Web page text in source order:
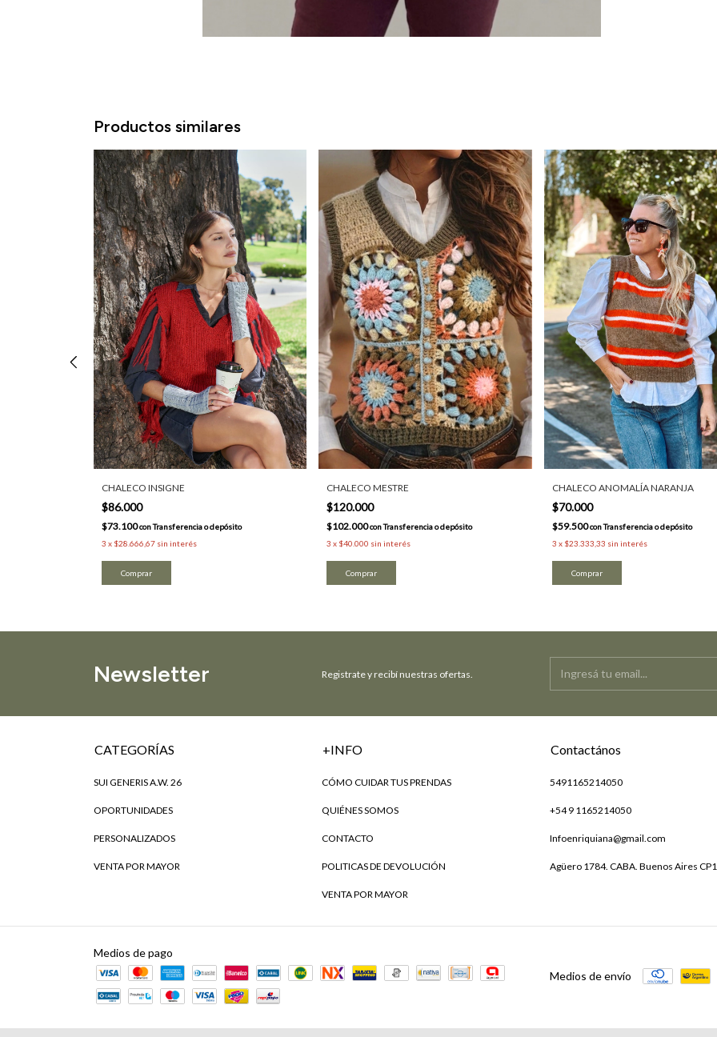
Productos similares
CHALECO INSIGNE
$86.000
$73.100conTransferencia o depósito
3 x $28.666,67 sin interés
Comprar
CHALECO MESTRE
$120.000
$102.000conTransferencia o depósito
3 x $40.000 sin interés
Comprar
CHALECO ANOMALÍA NARANJA
$70.000
$59.500conTransferencia o depósito
3 x $23.333,33 sin interés
Newsletter Registrate y recibí nuestras ofertas.
CATEGORÍAS
SUI GENERIS A.W. 26
OPORTUNIDADES
PERSONALIZADOS
VENTA POR MAYOR
+INFO
CÓMO CUIDAR TUS PRENDAS
QUIÉNES SOMOS
CONTACTO
POLITICAS DE DEVOLUCIÓN
VENTA POR MAYOR
Contactános
5491165214050
+54 9 1165214050
Infoenriquiana@gmail.com
Agüero 1784. CABA. Buenos Aires
Medios de pago
Medios de envío